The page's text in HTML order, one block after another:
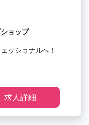
ョップ
ッショナルへ！
求人詳細